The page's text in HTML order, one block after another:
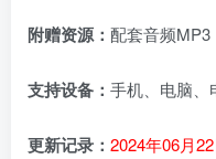
附赠资源： 配套音频MP3
支持设备： 手机、电脑、
更新记录： 2024年06月